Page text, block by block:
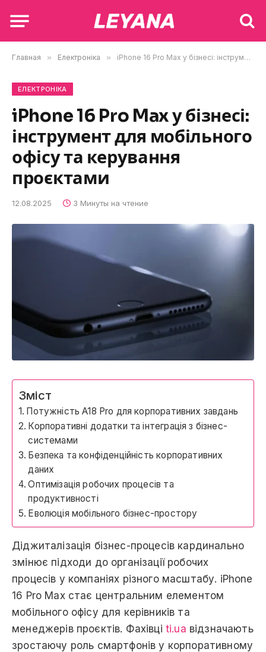
Главная » Електроніка » iPhone 16 Pro Max у бізнесі: інструмент для мобільного офісу та керування проєктами
ЕЛЕКТРОНІКА
iPhone 16 Pro Max у бізнесі:
інструмент для мобільного
офісу та керування
проєктами
12.08.2025 3 Минуты на чтение
Зміст
Потужність A18 Pro для корпоративних завдань
Корпоративні додатки та інтеграція з бізнес-
системами
Безпека та конфіденційність корпоративних
даних
Оптимізація робочих процесів та
продуктивності
Еволюція мобільного бізнес-простору
Діджиталізація бізнес-процесів кардинально
змінює підходи до організації робочих
процесів у компаніях різного масштабу. iPhone
16 Pro Max стає центральним елементом
мобільного офісу для керівників та
менеджерів проєктів. Фахівці ti.ua відзначають
зростаючу роль смартфонів у корпоративному